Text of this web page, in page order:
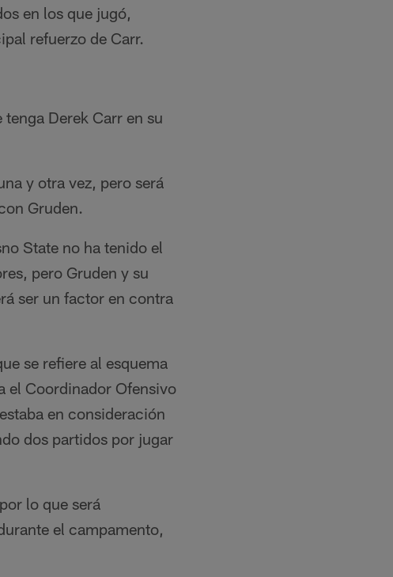
en los que jugó,
refuerzo de Carr.
Derek Carr en su
y otra vez, pero será
Gruden.
State no ha tenido el
pero Gruden y su
ser un factor en contra
se refiere al esquema
el Coordinador Ofensivo
en consideración
dos partidos por jugar
lo que será
el campamento,